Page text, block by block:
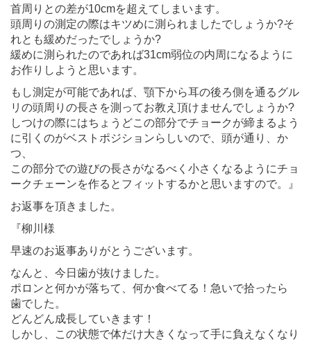
首周りとの差が10cmを超えてしまいます。
頭周りの測定の際はキツめに測られましたでしょうか?そ
れとも緩めだったでしょうか?
緩めに測られたのであれば31cm弱位の内周になるように
お作りしようと思います。
もし測定が可能であれば、顎下から耳の後ろ側を通るグル
リの頭周りの長さを測ってお教え頂けませんでしょうか?
しつけの際にはちょうどこの部分でチョークが締まるよう
に引くのがベストポジションらしいので、頭が通り、か
つ、
この部分での遊びの長さがなるべく小さくなるようにチョ
ークチェーンを作るとフィットするかと思いますので。』
お返事を頂きました。
『柳川様
早速のお返事ありがとうございます。
なんと、今日歯が抜けました。
ポロンと何かが落ちて、何か食べてる！急いで拾ったら
歯でした。
どんどん成長していきます！
しかし、この状態で体だけ大きくなって手に負えなくなり